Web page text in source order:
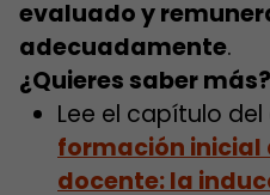
evaluado y
adecuadamente.
¿Quieres saber más?
Lee el capítulo del
formación inicial
docente: la